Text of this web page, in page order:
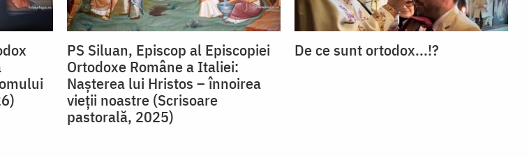
PS Siluan, Episcop al Episcopiei
Ortodoxe Române a Italiei:
Nașterea lui Hristos – înnoirea
vieții noastre (Scrisoare
pastorală, 2025)
De ce sunt ortodox...!?